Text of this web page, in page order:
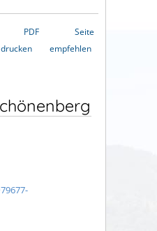
PDF
drucken
Seite
empfehlen